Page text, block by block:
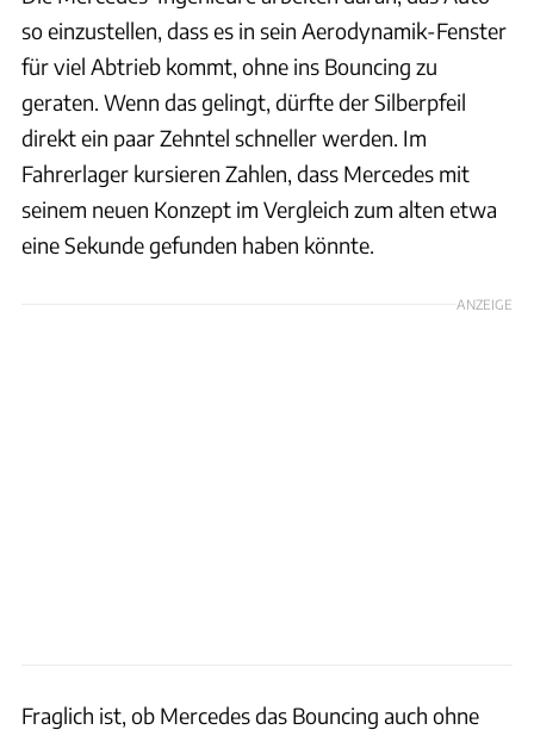
so einzustellen, dass es in sein Aerodynamik-Fenster
für viel Abtrieb kommt, ohne ins Bouncing zu
geraten. Wenn das gelingt, dürfte der Silberpfeil
direkt ein paar Zehntel schneller werden. Im
Fahrerlager kursieren Zahlen, dass Mercedes mit
seinem neuen Konzept im Vergleich zum alten etwa
eine Sekunde gefunden haben könnte.
ANZEIGE
Fraglich ist, ob Mercedes das Bouncing auch ohne